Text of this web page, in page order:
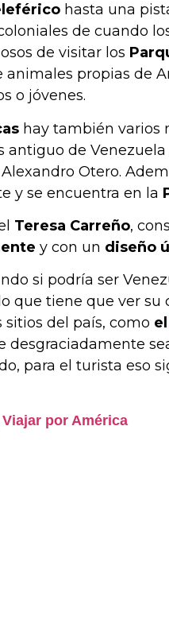
hasta una
de cuando
de visitar los
animales propias de
o jóvenes.
hay también varios
antiguo de
Otero.
y se encuentra en la
Teresa Carreño,
y con un diseño
si podría ser
que tiene que ver su
del país, como el
desgraciadamente
para el turista eso
Viajar por América